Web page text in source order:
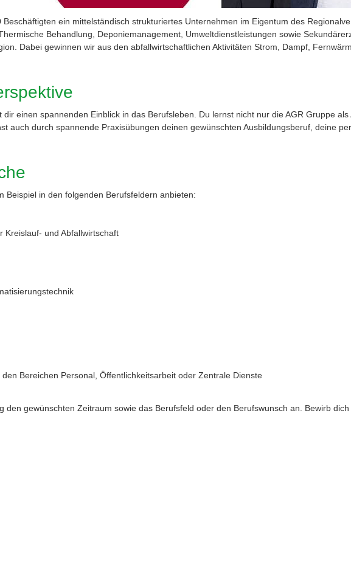
Beschäftigten ein mittelständisch strukturiertes Unternehmen im Eigentum des
Behandlung, Deponiemanagement, Umweltdienstleistungen sowie
Dabei gewinnen wir aus den abfallwirtschaftlichen Aktivitäten Strom, Dampf,
einen spannenden Einblick in das Berufsleben. Du lernst nicht nur die AGR Gruppe
auch durch spannende Praxisübungen deinen gewünschten Ausbildungsberuf, deine
Beispiel in den folgenden Berufsfeldern anbieten:
Kreislauf- und Abfallwirtschaft
Bereichen Personal, Öffentlichkeitsarbeit oder Zentrale Dienste
den gewünschten Zeitraum sowie das Berufsfeld oder den Berufswunsch an. Bewirb